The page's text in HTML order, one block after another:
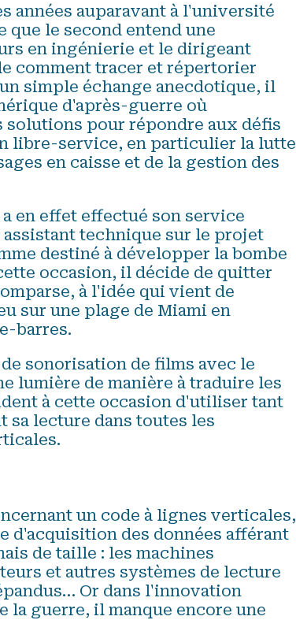
années auparavant à l'université
que le second entend une
en ingénierie et le dirigeant
comment tracer et répertorier
simple échange anecdotique, il
d'après-guerre où
pour répondre aux défis
libre-service, en particulier la lutte
en caisse et de la gestion des
en effet effectué son service
technique sur le projet
destiné à développer la bombe
occasion, il décide de quitter
à l'idée qui vient de
sur une plage de Miami en
barres.
sonorisation de films avec le
lumière de manière à traduire les
à cette occasion d'utiliser tant
sa lecture dans toutes les
un code à lignes verticales,
d'acquisition des données afférant
de taille : les machines
et autres systèmes de lecture
Or dans l'innovation
la guerre, il manque encore une